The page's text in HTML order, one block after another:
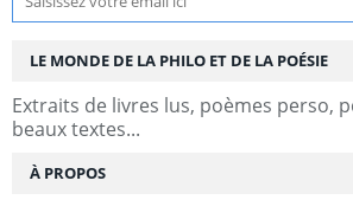
LE MONDE DE LA PHILO ET DE LA POÉSIE
Extraits de livres lus, poèmes perso,
beaux textes...
À PROPOS